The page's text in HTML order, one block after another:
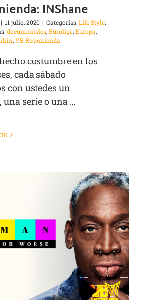
INShane
| 11 julio, 2020 | Categorías:Life Style,
documentales,Euroliga,Europa,
,VB Recomienda
costumbre en los
cada sábado
con ustedes un
serie o una ...